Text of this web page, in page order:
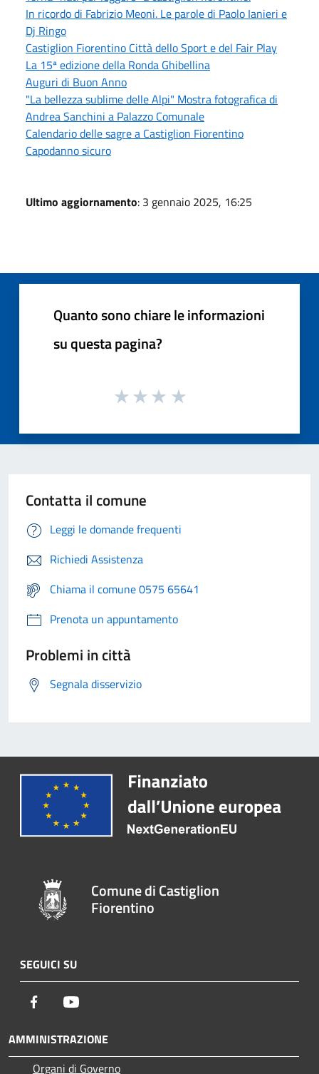
In ricordo di Fabrizio Meoni. Le parole di Paolo Ianieri e
Dj Ringo
Castiglion Fiorentino Città dello Sport e del Fair Play
La 15ª edizione della Ronda Ghibellina
Auguri di Buon Anno
"La bellezza sublime delle Alpi" Mostra fotografica di
Andrea Sanchini a Palazzo Comunale
Calendario delle sagre a Castiglion Fiorentino
Capodanno sicuro
Ultimo aggiornamento: 3 gennaio 2025, 16:25
Quanto sono chiare le informazioni
su questa pagina?
Contatta il comune
Leggi le domande frequenti
Richiedi Assistenza
Chiama il comune 0575 65641
Prenota un appuntamento
Problemi in città
Segnala disservizio
Comune di Castiglion
Fiorentino
SEGUICI SU
Facebook
AMMINISTRAZIONE
Organi di Governo